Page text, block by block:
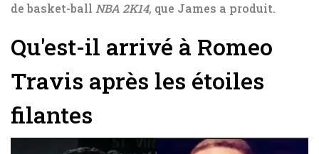
de basket-ball NBA 2K14, que James a produit.
Qu'est-il arrivé à Romeo
Travis après les étoiles
filantes